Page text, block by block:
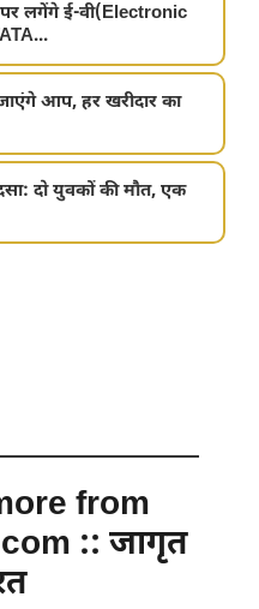
पर लगेंगे ई-वी(Electronic
आप, हर खरीदार का
दो युवकों की मौत, एक
from
:: जागृत